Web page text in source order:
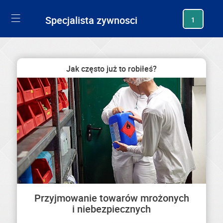
Specjalista zywnosci 1
Jak często już to robiłeś?
Przyjmowanie towarów mrożonych
i niebezpiecznych